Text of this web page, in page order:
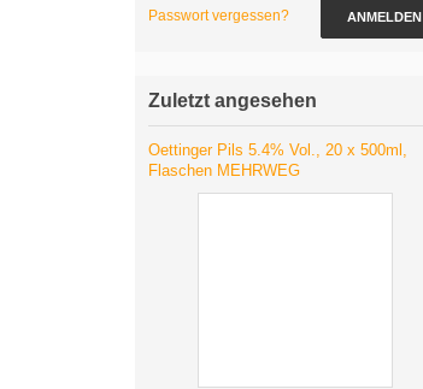
Passwort vergessen? ANMELDEN
Zuletzt angesehen
Oettinger Pils 5.4% Vol., 20 x 500ml,
Flaschen MEHRWEG